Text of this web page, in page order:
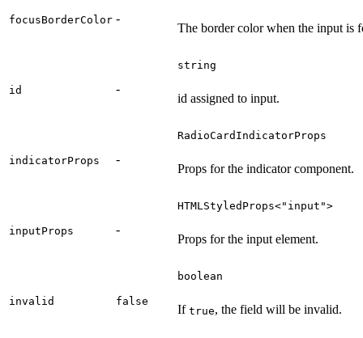
focusBorderColor -
The border color when the input is
id -
string
id assigned to input.
indicatorProps -
RadioCardIndicatorProps
Props for the indicator component.
inputProps -
HTMLStyledProps<"input">
Props for the input element.
invalid false
boolean
If true, the field will be invalid.